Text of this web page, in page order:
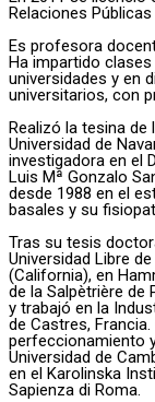
Relaciones
Es profesora
Ha impartido
universidades y en
universitarios, con
Realizó la tesina
Universidad de
investigadora en el
Luis Mª Gonzalo
desde 1988 en el
basales y su
Tras su tesis
Universidad Libre
(California), en
de la Salpètrière de
y trabajó en la
de Castres,
perfeccionamiento
Universidad de
en el Karolinska
Sapienza di Roma.